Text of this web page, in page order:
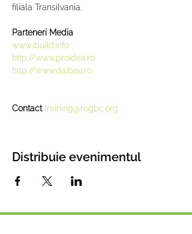
filiala Transilvania.
Parteneri Media
www.ibuild.info
http://www.proidea.ro
http://www.daibau.ro
Contact training@rogbc.org
Distribuie evenimentul